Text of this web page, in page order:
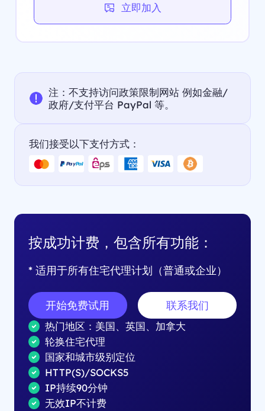
立即加入
注：不支持访问政策限制网站 例如金融/
政府/支付平台 PayPal 等。
我们接受以下支付方式：
按成功计费，包含所有功能：
* 适用于所有住宅代理计划（普通或企业）
开始免费试用 联系我们
热门地区：美国、英国、加拿大
轮换住宅代理
国家和城市级别定位
HTTP(S)/SOCKS5
IP持续90分钟
无效IP不计费